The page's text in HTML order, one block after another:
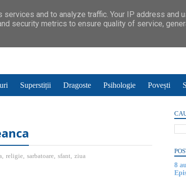
Superstiții Dragoste Psihologie Povești
, religie, sarbatoare, sfant, ziua
8
and to analyze traffic. Your IP address and
security metrics to ensure quality of service,